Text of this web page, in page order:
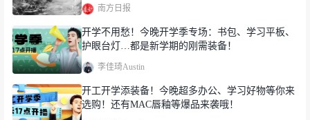
师情况，提前了解中文系的学习内容，如文学批评。在准
备综评的过程中，我认真准备了个人陈述，同时将自己喜
欢的作家鲁迅、汪曾祺、傅斯年和钱穆的作品重温了一
遍，做到了然于胸。今年疫情期间，我完成关于青少年在
疫情期间心理状况的课题，聚焦青少年在社会大环境下的
南方日报
开学不用愁！今晚开学季专场：书包、学习平板、
护眼台灯…都是新学期的刚需装备！
李佳琦Austin
开工开学添装备！今晚超多办公、学习好物等你来
选购！还有MAC唇釉等爆品来袭哦！